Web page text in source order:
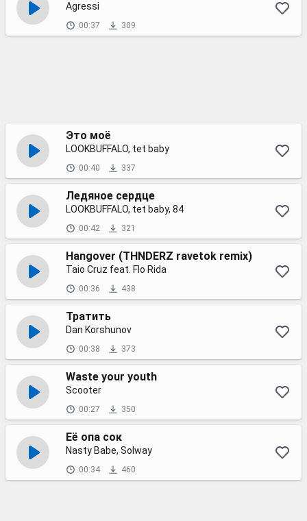
Agressi
00:37 309
Это моё
LOOKBUFFALO, tet baby
00:40 337
Ледяное сердце
LOOKBUFFALO, tet baby, 84
00:42 321
Hangover (THNDERZ ravetok remix)
Taio Cruz feat. Flo Rida
00:36 438
Тратить
Dan Korshunov
00:38 373
Waste your youth
Scooter
00:27 350
Её опа сок
Nasty Babe, Solway
00:34 460